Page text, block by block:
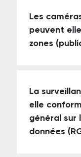
Les
peuvent
zones
La
elle
général sur
données